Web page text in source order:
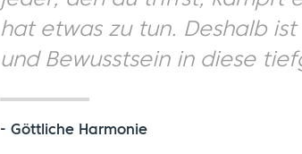
hat etwas zu tun. Deshalb
und Bewusstsein in diese
- Göttliche Harmonie